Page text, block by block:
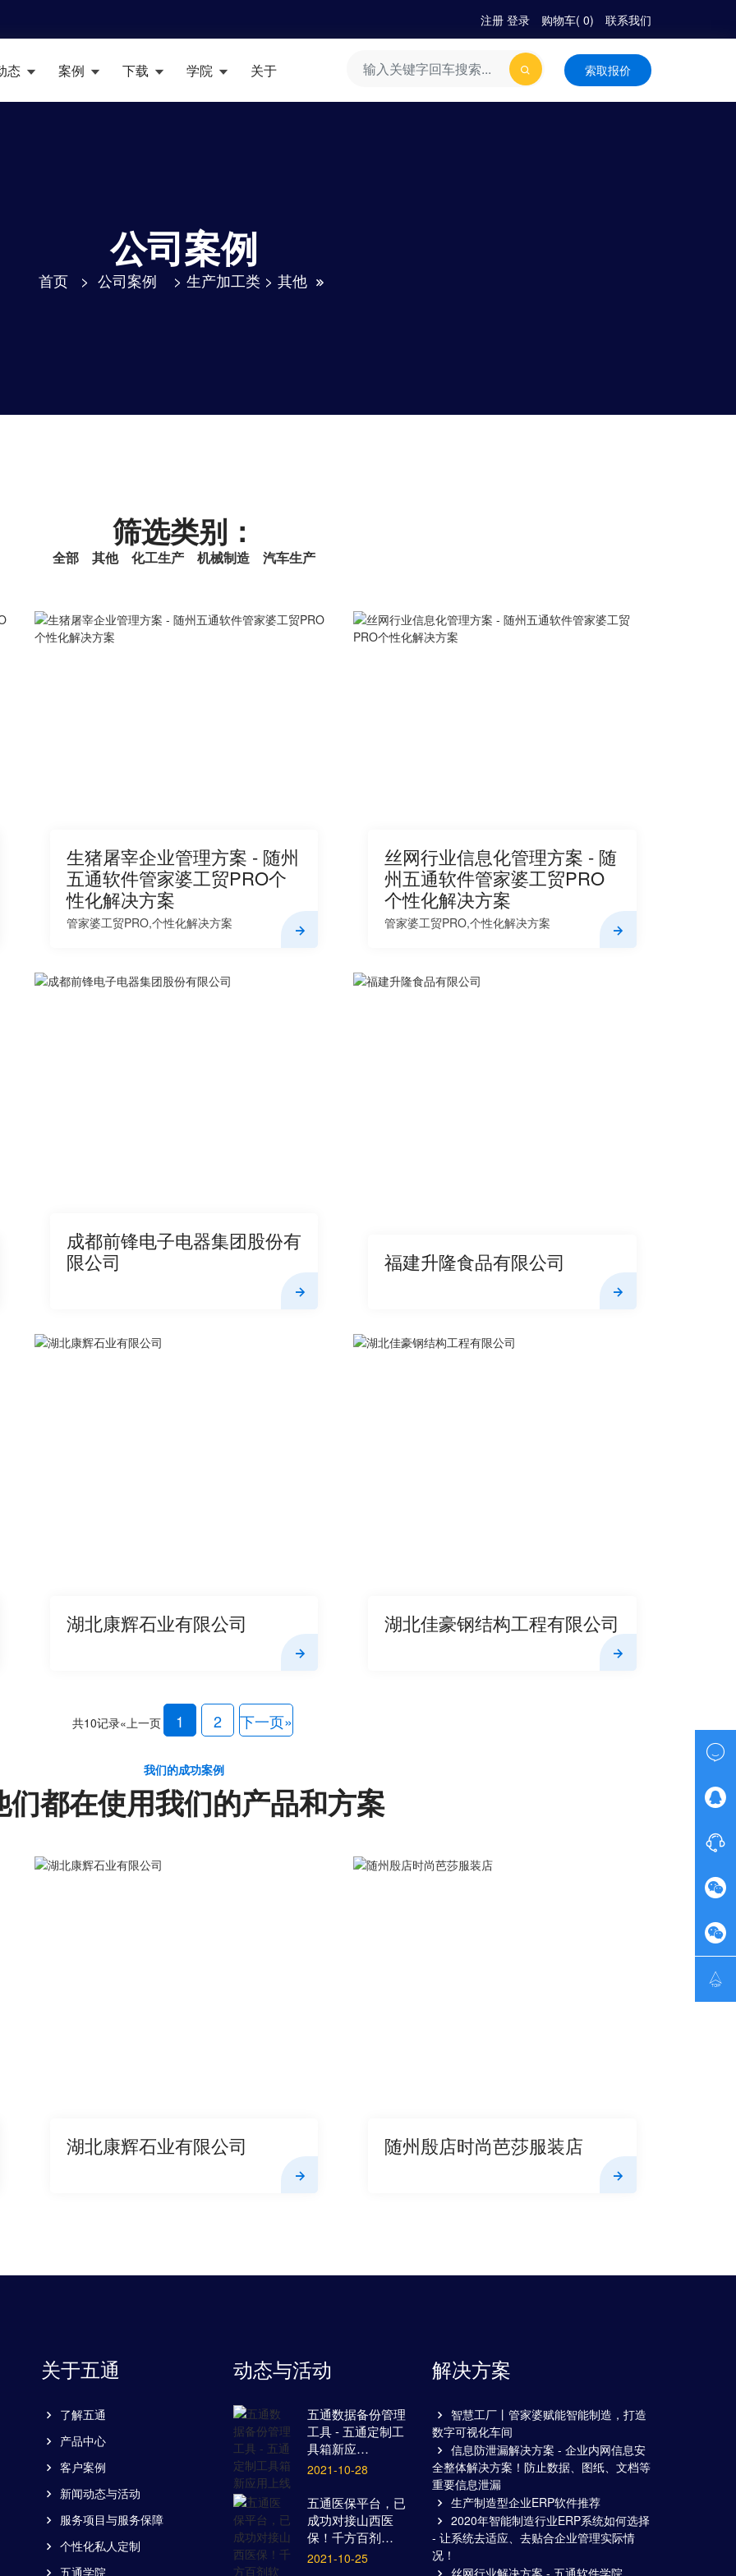
注册| 登录 购物车( 0) 联系我们
态 案例 下载 学院 关于 索取报价
公司案例
首页> 公司案例 > 生产加工类> 其他
筛选类别：
全部 其他 化工生产 机械制造 汽车生产
生猪屠宰企业管理方案 - 随州
五通软件管家婆工贸PRO个
性化解决方案
管家婆工贸PRO,个性化解决方案
丝网行业信息化管理方案 - 随
州五通软件管家婆工贸PRO
个性化解决方案
管家婆工贸PRO,个性化解决方案
成都前锋电子电器集团股份有
限公司
福建升隆食品有限公司
湖北康辉石业有限公司 湖北佳豪钢结构工程有限公司
共10记录«上一页 1 2 下一页»
我们的成功案例
们都在使用我们的产品和方案
湖北康辉石业有限公司 随州殷店时尚芭莎服装店
关于五通
了解五通
产品中心
客户案例
新闻动态与活动
服务项目与服务保障
个性化私人定制
五通学院
动态与活动
五通数据备份管理
工具 - 五通定制工
具箱新应…
2021-10-28
五通医保平台，已
成功对接山西医
保！千方百剂…
2021-10-25
解决方案
智慧工厂丨管家婆赋能智能制造，打造
数字可视化车间
信息防泄漏解决方案 - 企业内网信息安
全整体解决方案！防止数据、图纸、文档等
重要信息泄漏
生产制造型企业ERP软件推荐
2020年智能制造行业ERP系统如何选择
- 让系统去适应、去贴合企业管理实际情
况！
丝网行业解决方案 - 五通软件学院





